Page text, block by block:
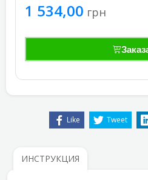
1 534,00 грн
Like Tweet
ИНСТРУКЦИЯ